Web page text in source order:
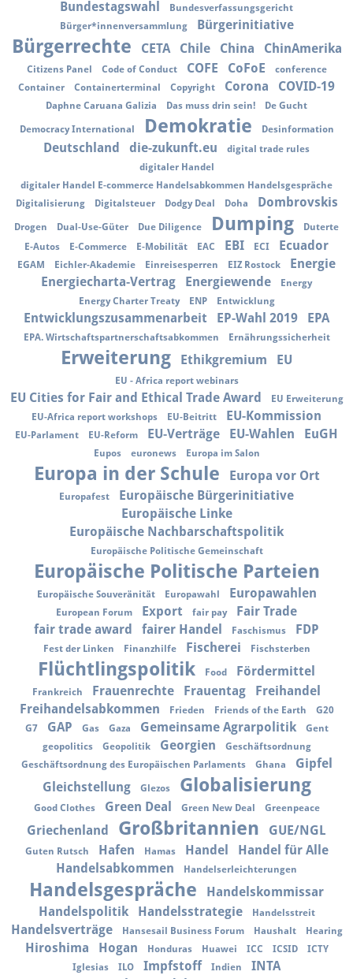
Bundestagswahl
Bundesverfassungsgericht
Bürger*innenversammlung
Bürgerinitiative
Bürgerrechte CETA Chile China ChinAmerika
Citizens Panel Code of Conduct COFE CoFoE
conference
Container
Containerterminal Copyright Corona COVID-19
Daphne Caruana Galizia Das muss drin sein! De Gucht
Democracy International Demokratie Desinformation
Deutschland die-zukunft.eu
digital trade rules
digitaler Handel
digitaler Handel E-commerce Handelsabkommen Handelsgespräche
Digitalisierung
Digitalsteuer Dodgy Deal Doha Dombrovskis
Drogen Dual-Use-Güter Due Diligence Dumping
Duterte
E-Autos
E-Commerce E-Mobilität EAC EBI ECI Ecuador
EGAM Eichler-Akademie Einreisesperren EIZ Rostock
Energie
Energiecharta-Vertrag
Energiewende
Energy
Energy Charter Treaty
ENP Entwicklung
Entwicklungszusammenarbeit EP-Wahl 2019 EPA
EPA. Wirtschaftspartnerschaftsabkommen Ernährungssicherheit
Erweiterung Ethikgremium EU
EU - Africa report webinars
EU Cities for Fair and Ethical Trade Award
EU Erweiterung
EU-Africa report workshops
EU-Beitritt EU-Kommission
EU-Parlament EU-Reform EU-Verträge EU-Wahlen EuGH
Eupos euronews Europa im Salon
Europa in der Schule Europa vor Ort
Europafest
Europäische Bürgerinitiative
Europäische Linke
Europäische Nachbarschaftspolitik
Europäische Politische Gemeinschaft
Europäische Politische Parteien
Europäische Souveränität Europawahl Europawahlen
European Forum Export fair pay
Fair Trade
fair trade award
fairer Handel Faschismus FDP
Fest der Linken Finanzhilfe Fischerei Fischsterben
Flüchtlingspolitik Food Fördermittel
Frankreich Frauenrechte Frauentag
Freihandel
Freihandelsabkommen
Frieden Friends of the Earth
G20
G7
GAP Gas Gaza Gemeinsame Agrarpolitik
Gent
geopolitics
Geopolitik Georgien
Geschäftsordnung
Geschäftsordnung des Europäischen Parlaments
Ghana
Gipfel
Gleichstellung
Glezos Globalisierung
Good Clothes Green Deal Green New Deal Greenpeace
Griechenland Großbritannien GUE/NGL
Guten Rutsch Hafen Hamas Handel
Handel für Alle
Handelsabkommen
Handelserleichterungen
Handelsgespräche
Handelskommissar
Handelspolitik
Handelsstrategie Handelsstreit
Handelsverträge Hansesail Business Forum Haushalt Hearing
Hiroshima Hogan Honduras Huawei ICC ICSID
ICTY
Iglesias
ILO Impfstoff Indien
INTA